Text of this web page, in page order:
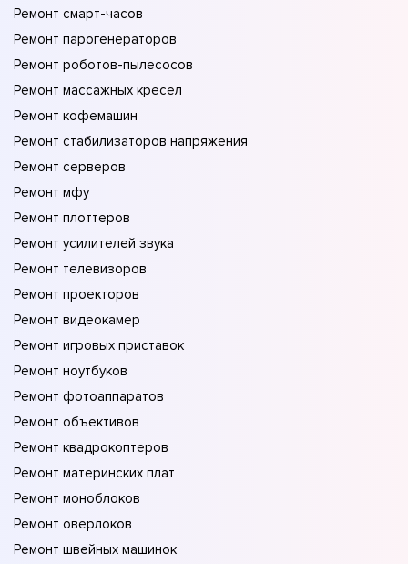
Ремонт смарт-часов
Ремонт парогенераторов
Ремонт роботов-пылесосов
Ремонт массажных кресел
Ремонт кофемашин
Ремонт стабилизаторов напряжения
Ремонт серверов
Ремонт мфу
Ремонт плоттеров
Ремонт усилителей звука
Ремонт телевизоров
Ремонт проекторов
Ремонт видеокамер
Ремонт игровых приставок
Ремонт ноутбуков
Ремонт фотоаппаратов
Ремонт объективов
Ремонт квадрокоптеров
Ремонт материнских плат
Ремонт моноблоков
Ремонт оверлоков
Ремонт швейных машинок